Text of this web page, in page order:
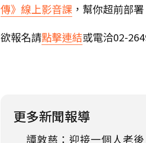
傳》線上影音課 ，幫你超前部
欲報名請點擊連結或電洽02-
更多新聞報導
譚敦慈：迎接一個人老